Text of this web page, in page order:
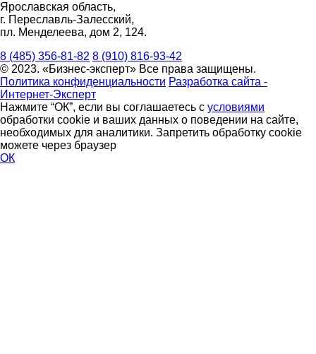
Ярославская область,
г. Переславль-Залесский,
пл. Менделеева, дом 2, 124.
8 (485) 356-81-82 8 (910) 816-93-42
© 2023. «Бизнес-эксперт» Все права защищены.
Политика конфиденциальности Разработка сайта -
Интернет-Эксперт
Нажмите “ОК”, если вы соглашаетесь с условиями
обработки cookie и ваших данных о поведении на сайте,
необходимых для аналитики. Запретить обработку cookie
можете через браузер
ОК